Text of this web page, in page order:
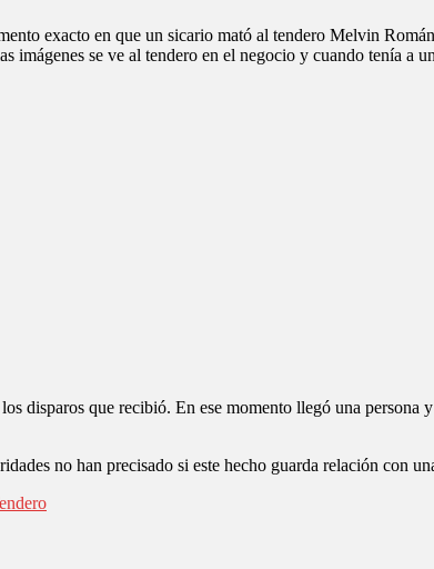
exacto en que un sicario mató al tendero Melvin
imágenes se ve al tendero en el negocio y cuando tenía a
disparos que recibió. En ese momento llegó una
no han precisado si este hecho guarda relación con